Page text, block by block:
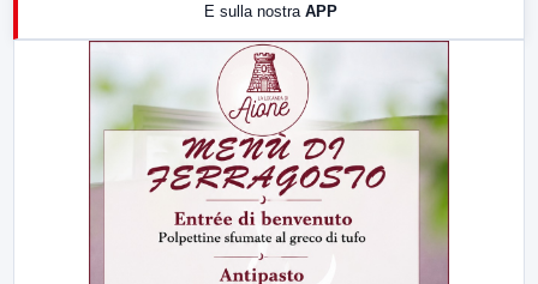
E sulla nostra APP